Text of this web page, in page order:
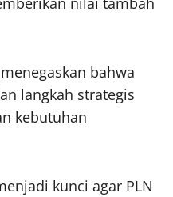
bahwa
langkah strategis
kebutuhan
kunci agar PLN